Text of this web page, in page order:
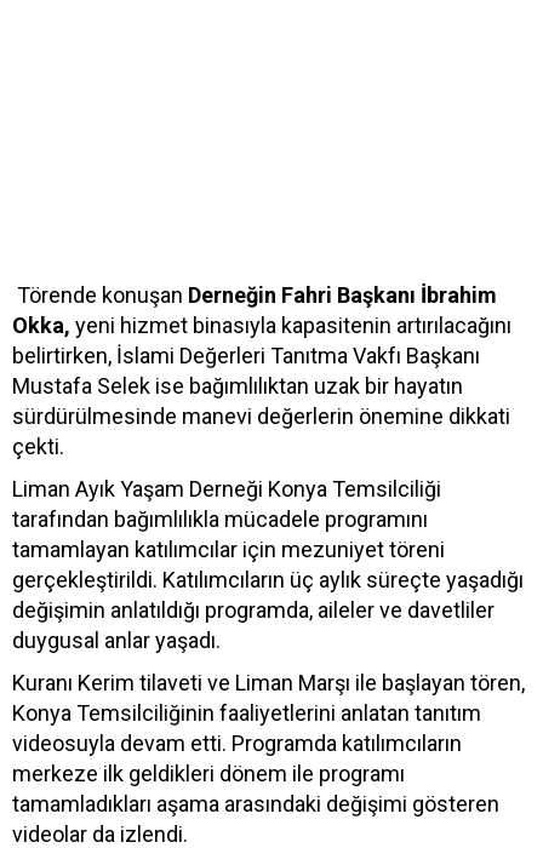
Törende konuşan Derneğin Fahri Başkanı İbrahim
Okka, yeni hizmet binasıyla kapasitenin artırılacağını
belirtirken, İslami Değerleri Tanıtma Vakfı Başkanı
Mustafa Selek ise bağımlılıktan uzak bir hayatın
sürdürülmesinde manevi değerlerin önemine dikkati
çekti.
Liman Ayık Yaşam Derneği Konya Temsilciliği
tarafından bağımlılıkla mücadele programını
tamamlayan katılımcılar için mezuniyet töreni
gerçekleştirildi. Katılımcıların üç aylık süreçte yaşadığı
değişimin anlatıldığı programda, aileler ve davetliler
duygusal anlar yaşadı.
Kuranı Kerim tilaveti ve Liman Marşı ile başlayan tören,
Konya Temsilciliğinin faaliyetlerini anlatan tanıtım
videosuyla devam etti. Programda katılımcıların
merkeze ilk geldikleri dönem ile programı
tamamladıkları aşama arasındaki değişimi gösteren
videolar da izlendi.